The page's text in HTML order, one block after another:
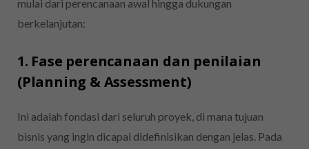
mulai dari perencanaan awal hingga dukungan
berkelanjutan:
1. Fase perencanaan dan penilaian
(Planning & Assessment)
Ini adalah fondasi dari seluruh proyek, di mana tujuan
bisnis yang ingin dicapai didefinisikan dengan jelas. Pada